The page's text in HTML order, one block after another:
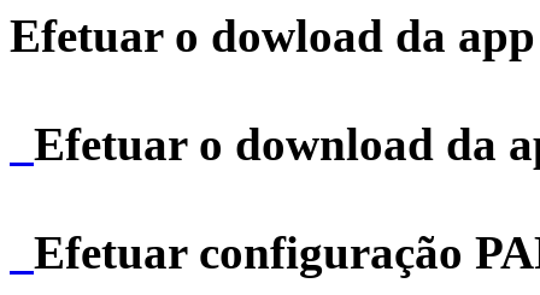
Efetuar o dowload da
Efetuar o download da
Efetuar configuração